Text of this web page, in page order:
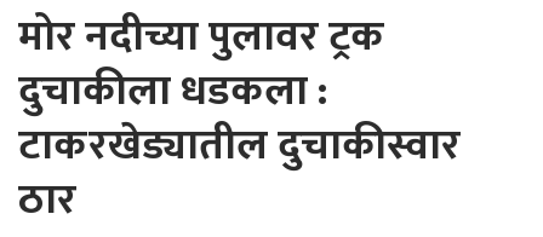
मोर नदीच्या पुलावर ट्रक
दुचाकीला धडकला :
टाकरखेड्यातील दुचाकीस्वार
ठार